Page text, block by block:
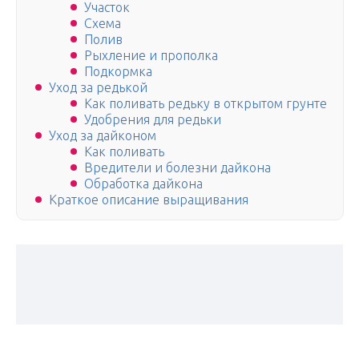
Участок
Схема
Полив
Рыхление и прополка
Подкормка
Уход за редькой
Как поливать редьку в открытом грунте
Удобрения для редьки
Уход за дайконом
Как поливать
Вредители и болезни дайкона
Обработка дайкона
Краткое описание выращивания